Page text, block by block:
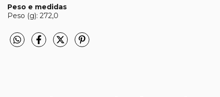
Peso e medidas
Peso (g): 272,0